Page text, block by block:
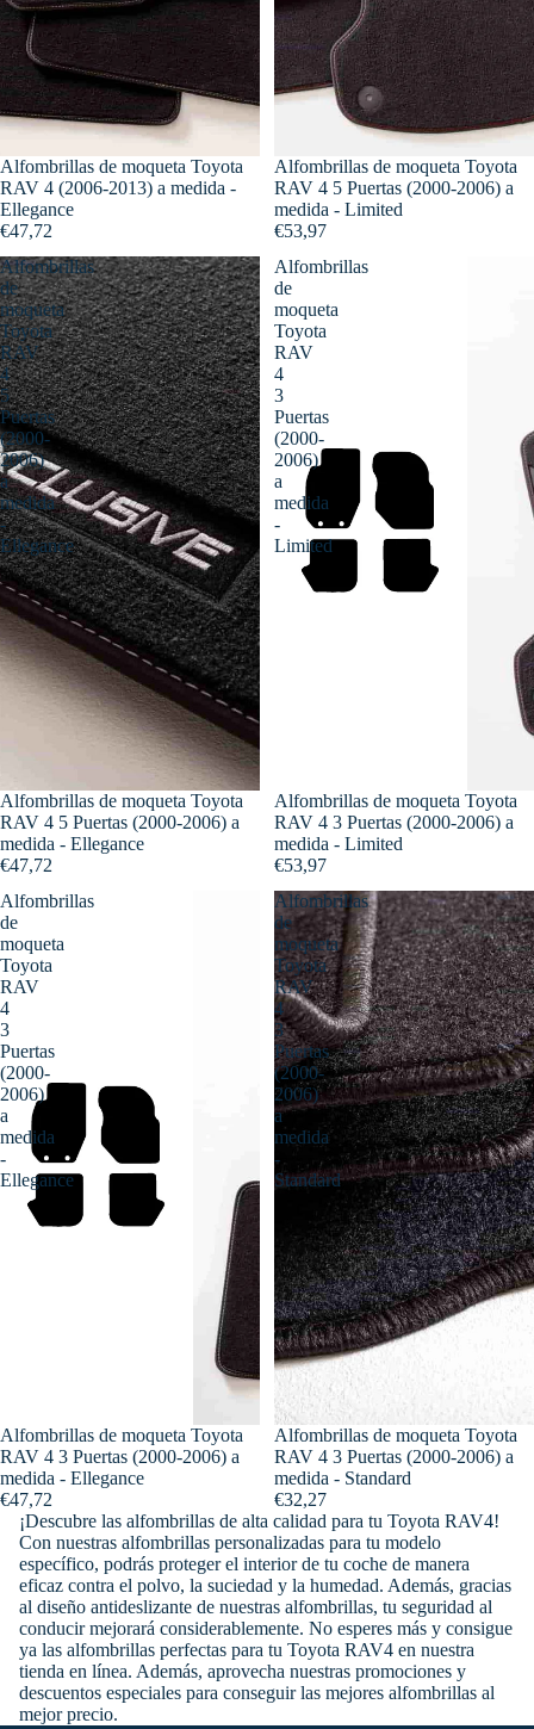
Alfombrillas de moqueta Toyota
RAV 4 (2006-2013) a medida -
Ellegance
€47,72
Alfombrillas de moqueta Toyota
RAV 4 5 Puertas (2000-2006) a
medida - Limited
€53,97
Alfombrillas
de
moqueta
Toyota
RAV
4
5
Puertas
(2000-
2006)
a
medida
-
Ellegance
Alfombrillas de moqueta Toyota
RAV 4 5 Puertas (2000-2006) a
medida - Ellegance
€47,72
Alfombrillas
de
moqueta
Toyota
RAV
4
3
Puertas
(2000-
2006)
a
medida
-
Limited
Alfombrillas de moqueta Toyota
RAV 4 3 Puertas (2000-2006) a
medida - Limited
€53,97
Alfombrillas
de
moqueta
Toyota
RAV
4
3
Puertas
(2000-
2006)
a
medida
-
Ellegance
Alfombrillas de moqueta Toyota
RAV 4 3 Puertas (2000-2006) a
medida - Ellegance
€47,72
Alfombrillas
de
moqueta
Toyota
RAV
4
3
Puertas
(2000-
2006)
a
medida
-
Standard
Alfombrillas de moqueta Toyota
RAV 4 3 Puertas (2000-2006) a
medida - Standard
€32,27
¡Descubre las alfombrillas de alta calidad para tu Toyota RAV4!
Con nuestras alfombrillas personalizadas para tu modelo
específico, podrás proteger el interior de tu coche de manera
eficaz contra el polvo, la suciedad y la humedad. Además, gracias
al diseño antideslizante de nuestras alfombrillas, tu seguridad al
conducir mejorará considerablemente. No esperes más y consigue
ya las alfombrillas perfectas para tu Toyota RAV4 en nuestra
tienda en línea. Además, aprovecha nuestras promociones y
descuentos especiales para conseguir las mejores alfombrillas al
mejor precio.